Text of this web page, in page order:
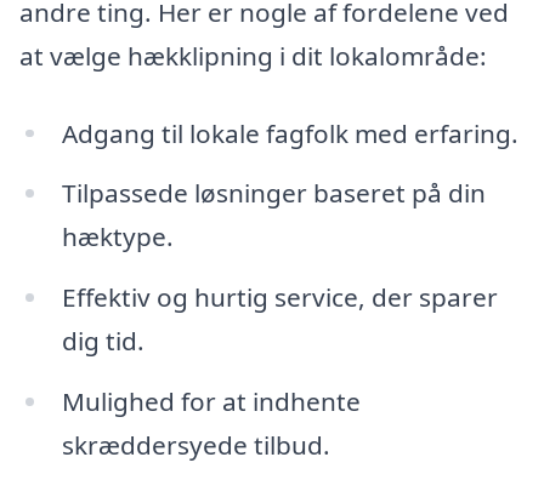
andre ting. Her er nogle af fordelene ved
at vælge hækklipning i dit lokalområde:
Adgang til lokale fagfolk med erfaring.
Tilpassede løsninger baseret på din
hæktype.
Effektiv og hurtig service, der sparer
dig tid.
Mulighed for at indhente
skræddersyede tilbud.